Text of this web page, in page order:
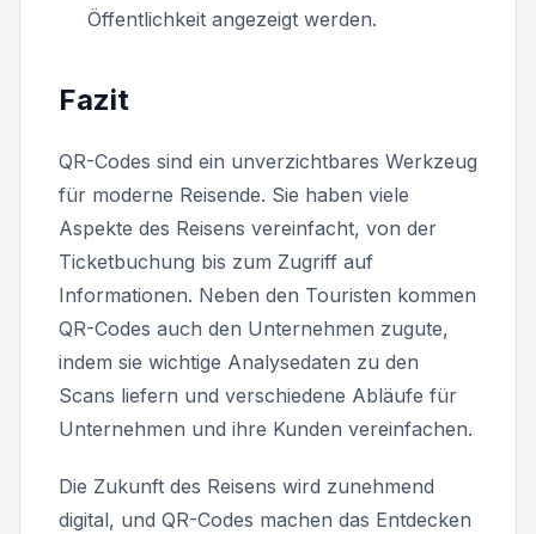
Öffentlichkeit angezeigt werden.
Fazit
QR-Codes sind ein unverzichtbares Werkzeug
für moderne Reisende. Sie haben viele
Aspekte des Reisens vereinfacht, von der
Ticketbuchung bis zum Zugriff auf
Informationen. Neben den Touristen kommen
QR-Codes auch den Unternehmen zugute,
indem sie wichtige Analysedaten zu den
Scans liefern und verschiedene Abläufe für
Unternehmen und ihre Kunden vereinfachen.
Die Zukunft des Reisens wird zunehmend
digital, und QR-Codes machen das Entdecken